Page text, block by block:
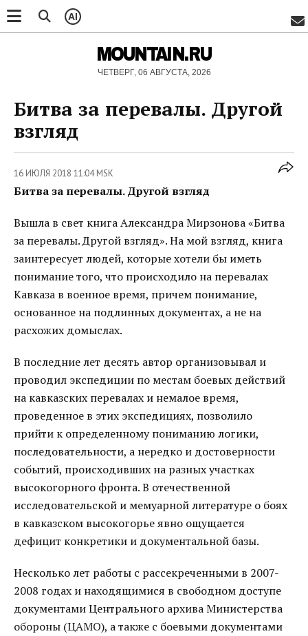
AI
MOUNTAIN.RU
ЧЕТВЕРГ, 06 АВГУСТА, 2026
Битва за перевалы. Другой
взгляд
16 ИЮЛЯ 2018 11:04 MSK
Битва за перевалы. Другой взгляд
Вышла в свет книга Александра Мирзонова «Битва
за перевалы. Другой взгляд». На мой взгляд, книга
заинтересует людей, которые хотели бы иметь
понимание того, что происходило на перевалах
Кавказа в военное время, причем понимание,
основанное на подлинных документах, а не на
расхожих домыслах.
В последние лет десять автор организовывал и
проводил экспедиции по местам боевых действий
на кавказских перевалах и немалое время,
проведенное в этих экспедициях, позволило
прийти к определенному пониманию логики,
последовательности, а нередко и достоверности
событий, происходивших на разных участках
высокогорного фронта. В отечественной
исследовательской и мемуарной литературе о боях
в кавказском высокогорье явно ощущается
дефицит конкретики и документальной базы.
Несколько лет работы с рассекреченными в 2007-
2008 годах и находящимися в свободном доступе
документами Центрального архива Министерства
обороны (ЦАМО), а также с боевыми документами